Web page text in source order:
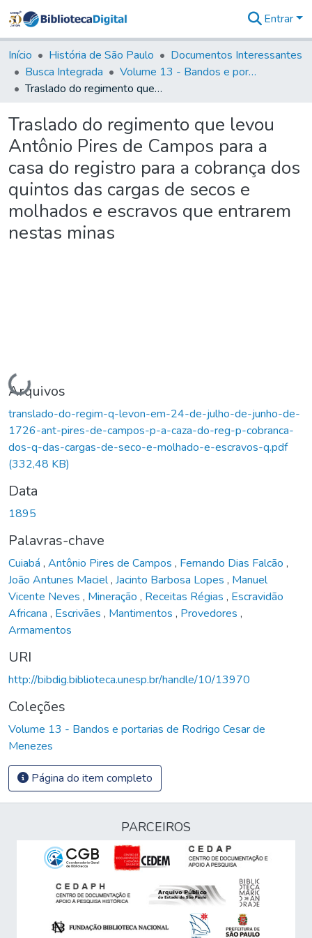
&
Coleções
Tudo na
Biblioteca
Estatísticas
Entrar
Início História de São Paulo
Documentos Interessantes
Busca Integrada
Volume 13 - Bandos e portarias de Rodrigo Cesar de Menezes
Traslado do regimento que levou Antônio Pires de Campos para a casa do registro para a cobrança dos quintos das cargas de secos e molhados e escravos que entrarem nestas minas
Traslado do regimento que levou
Antônio Pires de Campos para a
casa do registro para a cobrança dos
quintos das cargas de secos e
molhados e escravos que entrarem
nestas minas
Carregando...
Arquivos
translado-do-regim-q-levon-em-24-de-julho-de-junho-de-
1726-ant-pires-de-campos-p-a-caza-do-reg-p-cobranca-
dos-q-das-cargas-de-seco-e-molhado-e-escravos-q.pdf
(332,48 KB)
Data
1895
Palavras-chave
Cuiabá , Antônio Pires de Campos , Fernando Dias Falcão ,
João Antunes Maciel, Jacinto Barbosa Lopes , Manuel
Vicente Neves , Mineração , Receitas Régias , Escravidão
Africana , Escrivães , Mantimentos , Provedores ,
Armamentos
URI
http://bibdig.biblioteca.unesp.br/handle/10/13970
Coleções
Volume 13 - Bandos e portarias de Rodrigo Cesar de
Menezes
Página do item completo
PARCEIROS